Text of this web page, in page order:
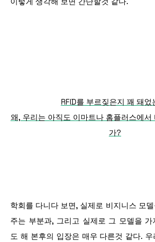
RFID를 부르짖은지 꽤 돼었
왜, 우리는 아직도 이마트나 홈플러스에서
가?
학회를 다니다 보면, 실제로 비지니스 모
주는 부분과, 그리고 실제로 그 모델을 가
도 해 본후의 입장은 매우 다른것 같다.